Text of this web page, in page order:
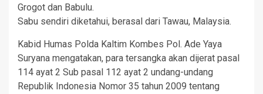
Grogot dan Babulu.
Sabu sendiri diketahui, berasal dari Tawau, Malaysia.
Kabid Humas Polda Kaltim Kombes Pol. Ade Yaya
Suryana mengatakan, para tersangka akan dijerat pasal
114 ayat 2 Sub pasal 112 ayat 2 undang-undang
Republik Indonesia Nomor 35 tahun 2009 tentang